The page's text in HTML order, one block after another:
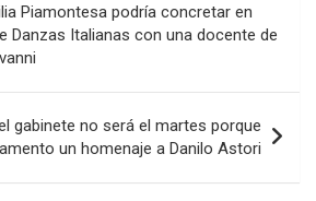
n
ar
Piamontesa podría concretar en
Danzas Italianas con una docente de
gabinete no será el martes porque
un homenaje a Danilo Astori